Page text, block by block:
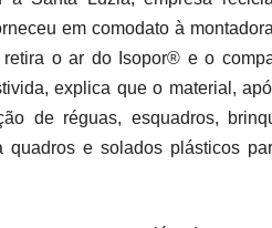
em comodato à
o ar do Isopor® e o
explica que o material,
de réguas, esquadros,
e solados plásticos